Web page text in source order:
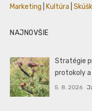
Marketing
Kultúra
NAJNOVŠIE
Stratégie
protokoly
5. 8. 2026